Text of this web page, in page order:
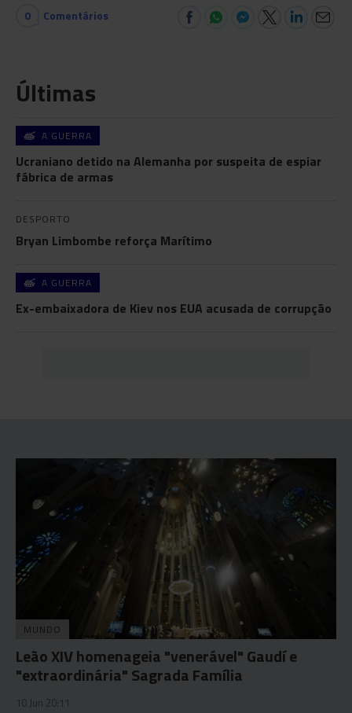
0 Comentários
Últimas
A GUERRA
Ucraniano detido na Alemanha por suspeita de espiar
fábrica de armas
DESPORTO
Bryan Limbombe reforça Marítimo
A GUERRA
Ex-embaixadora de Kiev nos EUA acusada de corrupção
MUNDO
Leão XIV homenageia "venerável" Gaudí e
"extraordinária" Sagrada Família
10 Jun 20:11